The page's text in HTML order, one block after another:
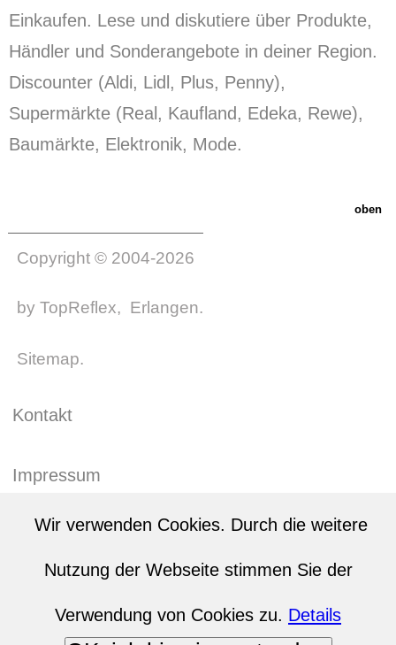
Wir verwenden Cookies. Durch die weitere
Nutzung der Webseite stimmen Sie der
Verwendung von Cookies zu. Details
Einkaufen. Lese und diskutiere über Produkte,
Händler und Sonderangebote in deiner Region.
Discounter (Aldi, Lidl, Plus, Penny),
Supermärkte (Real, Kaufland, Edeka, Rewe),
Baumärkte, Elektronik, Mode.
oben
Copyright © 2004-2026
by TopReflex, Erlangen.
Sitemap.
Kontakt
Impressum
Nutzungsbedingungen